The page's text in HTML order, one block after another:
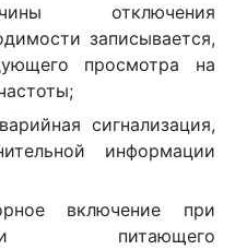
отключения
записывается,
просмотра на
сигнализация,
информации
включение при
питающего